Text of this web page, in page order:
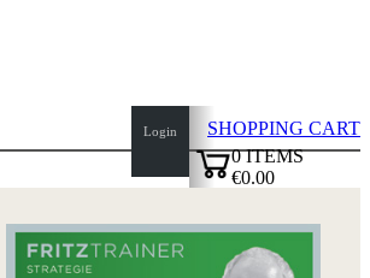
Login
SHOPPING CART
0ITEMS
€0.00
top
page
Home